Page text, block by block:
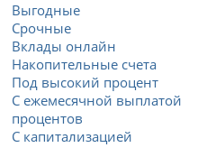
Выгодные
Срочные
Вклады онлайн
Накопительные счета
Под высокий процент
С ежемесячной выплатой
процентов
С капитализацией